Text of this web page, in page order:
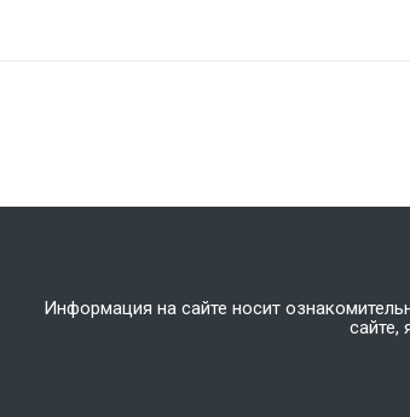
Информация на сайте носит
сайте,